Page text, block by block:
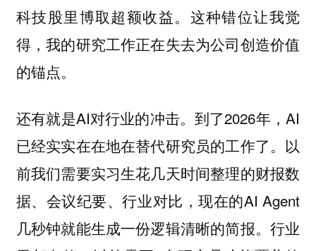
科技股里博取超额收益。这种错位让我觉
得，我的研究工作正在失去为公司创造价值
的锚点。
还有就是AI对行业的冲击。到了2026年，AI
已经实实在在地在替代研究员的工作了。以
前我们需要实习生花几天时间整理的财报数
据、会议纪要、行业对比，现在的AI Agent
几秒钟就能生成一份逻辑清晰的简报。行业